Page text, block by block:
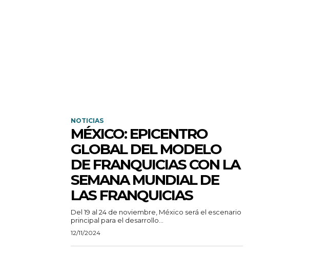
NOTICIAS
MÉXICO: EPICENTRO
GLOBAL DEL MODELO
DE FRANQUICIAS CON LA
SEMANA MUNDIAL DE
LAS FRANQUICIAS
Del 19 al 24 de noviembre, México será el escenario
principal para el desarrollo...
12/11/2024